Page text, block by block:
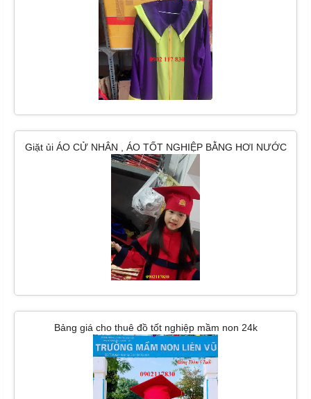
Giặt ủi ÁO CỬ NHÂN , ÁO TỐT NGHIỆP BẰNG HƠI NƯỚC
TẠI HCM
Bảng giá cho thuê đồ tốt nghiệp mầm non 24k